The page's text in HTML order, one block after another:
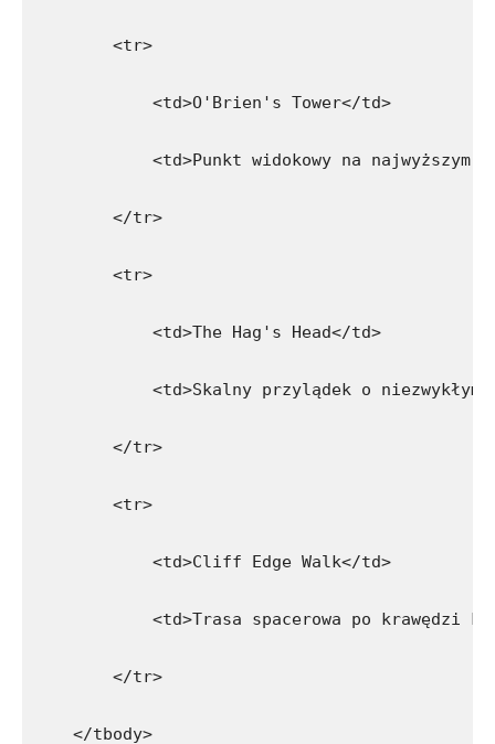
        <tr>
            <td>O'Brien's Tower</td>
<td>Punkt widokowy na najwyższym
        </tr>
        <tr>
            <td>The Hag's Head</td>
<td>Skalny przylądek o niezwykłym
        </tr>
        <tr>
            <td>Cliff Edge Walk</td>
<td>Trasa spacerowa po krawędzi
        </tr>
    </tbody>